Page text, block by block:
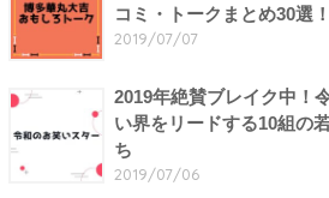
コミ・トークまとめ30選！
2019/07/07
2019年絶賛ブレイク中！
い界をリードする10組の
ち
2019/07/06